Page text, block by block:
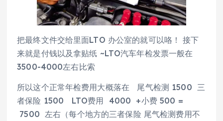
把最终文件交给里面LTO 办公室的就可以咯！ 接下
来就是付钱以及拿贴纸 ~LTO汽车年检发票一般在
3500-4000左右比索
所以这个正常年检费用大概落在 尾气检测 1500 三
者保险 1500 LTO费用 4000 +小费 500 =
7500 左右（每个地方的三者保险 尾气检测费用不